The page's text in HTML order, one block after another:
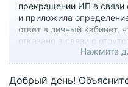
прекращении ИП в связи
и приложила
ответ в личный кабинет,
отказано в связи с
значит? Если
тогда является
др.город, не хотелось бы.
Нажмите
Добрый день!